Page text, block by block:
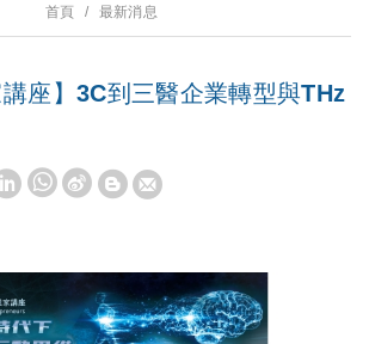
首頁 最新消息
座】3C到三醫企業轉型與THz
t
a